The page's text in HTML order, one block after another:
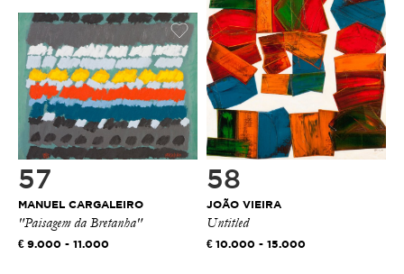
57
MANUEL CARGALEIRO
"Paisagem da Bretanha"
9.000 - 11.000
58
JOÃO VIEIRA
Untitled
10.000 - 15.000